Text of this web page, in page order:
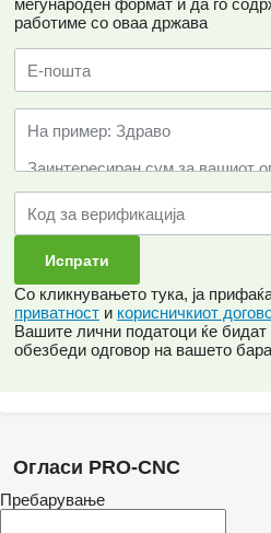
меѓународен формат и да го
работиме со оваа држава
Со кликнувањето тука, ја
приватност и корисничкиот
Вашите лични податоци ќе
обезбеди одговор на вашето
Огласи PRO-CNC
Пребарување